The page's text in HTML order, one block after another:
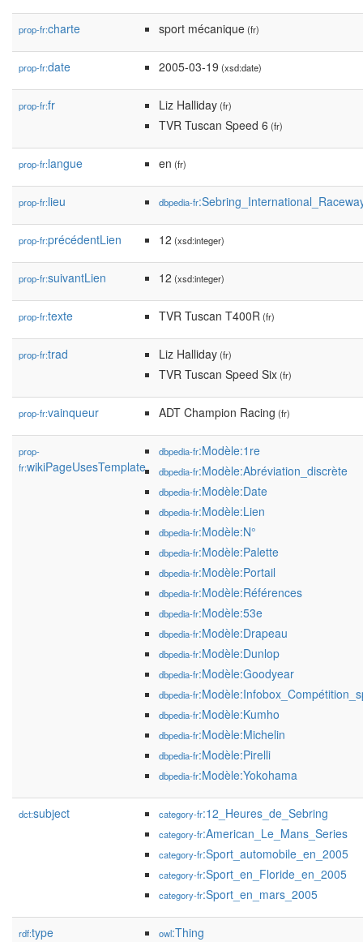
prop-fr:charte sport mécanique(fr)
prop-fr:date 2005-03-19 (xsd:date)
prop-fr:fr Liz Halliday(fr)
TVR Tuscan Speed 6 (fr)
prop-fr:langue en (fr)
prop-fr:lieu dbpedia-fr
prop-fr:précédentLien 12 (xsd:integer)
prop-fr:suivantLien 12 (xsd:integer)
prop-fr:texte TVR Tuscan T400R(fr)
prop-fr:trad Liz Halliday(fr)
TVR Tuscan Speed Six(fr)
prop-fr:vainqueur ADT Champion Racing (fr)
prop-
fr:wikiPageUsesTemplate
dbpedia-fr:Modèle:1re
dbpedia-fr:Modèle:Abréviation_discrète
dbpedia-fr:Modèle:Date
dbpedia-fr:Modèle:Lien
dbpedia-fr:Modèle:N°
dbpedia-fr:Modèle:Palette
dbpedia-fr:Modèle:Portail
dbpedia-fr:Modèle:Références
dbpedia-fr:Modèle:53e
dbpedia-fr:Modèle:Drapeau
dbpedia-fr:Modèle:Dunlop
dbpedia-fr:Modèle:Goodyear
dbpedia-fr
dbpedia-fr:Modèle:Kumho
dbpedia-fr:Modèle:Michelin
dbpedia-fr:Modèle:Pirelli
dbpedia-fr:Modèle:Yokohama
dct:subject category-fr:12_Heures_de_Sebring
category-fr:American_Le_Mans_Series
category-fr:Sport_automobile_en_2005
category-fr:Sport_en_Floride_en_2005
category-fr:Sport_en_mars_2005
rdf:type owl:Thing